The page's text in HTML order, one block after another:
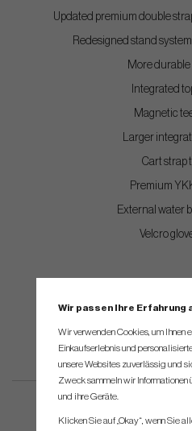
Updated premium double
Redesigned stand
More
Integrated
Magnetic
Larger
Cart strap
Premium
External water
Velcro
Wir passen Ihre Erfahrung
Wir verwenden Cookies, um Ihnen
Einkaufserlebnis und
unsere Websites zuverlässig und
Zweck sammeln wir Informationen
und ihre Geräte.
Klicken Sie auf „Okay“, wenn Sie